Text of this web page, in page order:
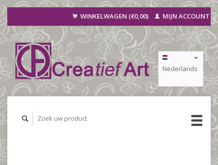
WINKELWAGEN (€0,00) MIJN ACCOUNT
Nederlands
Deutsch